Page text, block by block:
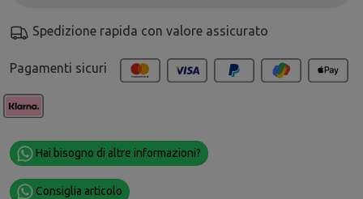
Spedizione rapida con valore assicurato
Pagamenti sicuri
Hai bisogno di altre informazioni?
Consiglia articolo